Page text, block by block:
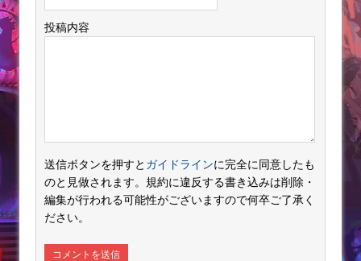
投稿内容
送信ボタンを押すと ガイドラインに完全に同意したも
のと見做されます。規約に違反する書き込みは削除・
編集が行われる可能性がございますので何卒ご了承く
ださい。